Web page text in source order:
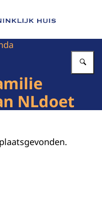
van Het Koninklijk Huis
NLdoet